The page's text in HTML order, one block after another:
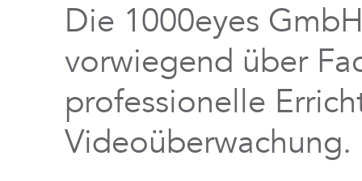
Die 1000eyes
vorwiegend über
professionelle
Videoüberwachung.